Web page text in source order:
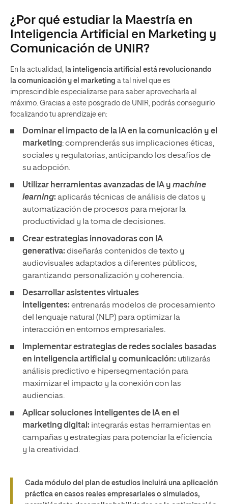
¿Por qué estudiar la Maestría en
Inteligencia Artificial en Marketing y
Comunicación de UNIR?
En la actualidad, la inteligencia artificial está revolucionando
la comunicación y el marketing a tal nivel que es
imprescindible especializarse para saber aprovecharla al
máximo. Gracias a este posgrado de UNIR, podrás conseguirlo
focalizando tu aprendizaje en:
Dominar el impacto de la IA en la comunicación y el
marketing: comprenderás sus implicaciones éticas,
sociales y regulatorias, anticipando los desafíos de
su adopción.
Utilizar herramientas avanzadas de IA y machine
learning: aplicarás técnicas de análisis de datos y
automatización de procesos para mejorar la
productividad y la toma de decisiones.
Crear estrategias innovadoras con IA
generativa: diseñarás contenidos de texto y
audiovisuales adaptados a diferentes públicos,
garantizando personalización y coherencia.
Desarrollar asistentes virtuales
inteligentes: entrenarás modelos de procesamiento
del lenguaje natural (NLP) para optimizar la
interacción en entornos empresariales.
Implementar estrategias de redes sociales basadas
en inteligencia artificial y comunicación: utilizarás
análisis predictivo e hipersegmentación para
maximizar el impacto y la conexión con las
audiencias.
Aplicar soluciones inteligentes de IA en el
marketing digital: integrarás estas herramientas en
campañas y estrategias para potenciar la eficiencia
y la creatividad.
Cada módulo del plan de estudios incluirá una aplicación
práctica en casos reales empresariales o simulados,